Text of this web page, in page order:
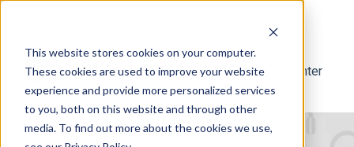
This website stores cookies on your computer.
These cookies are used to improve your website
experience and provide more personalized services
to you, both on this website and through other
media. To find out more about the cookies we use,
Support Center